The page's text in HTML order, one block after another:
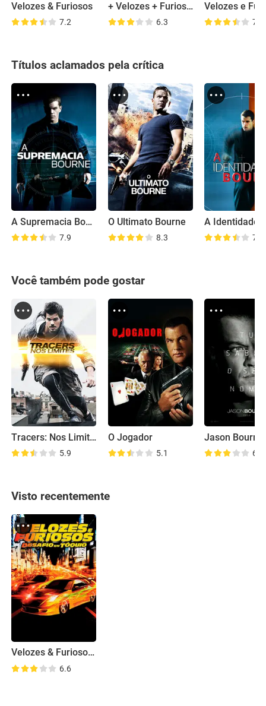
Velozes & Furiosos
7.2
+ Velozes + Furiosos
6.3 7.5
Títulos aclamados pela crítica
A Supremacia Bourne
7.9
O Ultimato Bourne
8.3 7.8
Você também pode gostar
Tracers: Nos Limites
5.9
O Jogador
5.1
Jason Bourne
6.5
Visto recentemente
Velozes & Furiosos: Desafio em Tóquio
6.6